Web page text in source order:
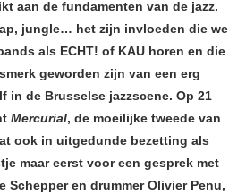
aan de fundamenten van de jazz.
jungle… het zijn invloeden die we
als ECHT! of KAU horen en die
geworden zijn van een erg
in de Brusselse jazzscene. Op 21
Mercurial, de moeilijke tweede van
ook in uitgedunde bezetting als
maar eerst voor een gesprek met
Schepper en drummer Olivier Penu,